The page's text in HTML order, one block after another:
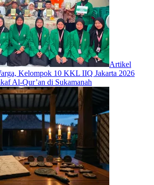
Artikel
Kelompok 10 KKL IIQ Jakarta 2026
Al-Qur’an di Sukamanah